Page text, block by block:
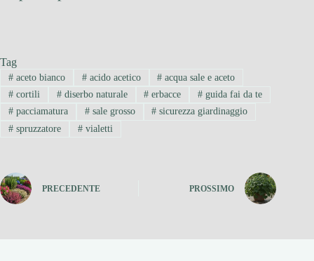
Tag
#aceto bianco #acido acetico # acqua sale e aceto
#cortili #diserbo naturale # erbacce # guida fai da te
#pacciamatura #sale grosso # sicurezza giardinaggio
#spruzzatore #vialetti
PRECEDENTE PROSSIMO